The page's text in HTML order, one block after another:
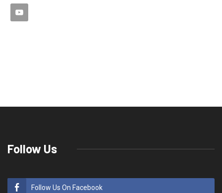
Follow Us
Follow Us On Facebook